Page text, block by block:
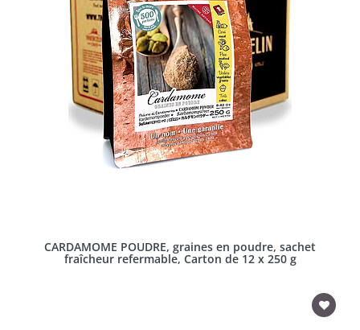
CARDAMOME POUDRE, graines en poudre, sachet
fraîcheur refermable, Carton de 12 x 250 g